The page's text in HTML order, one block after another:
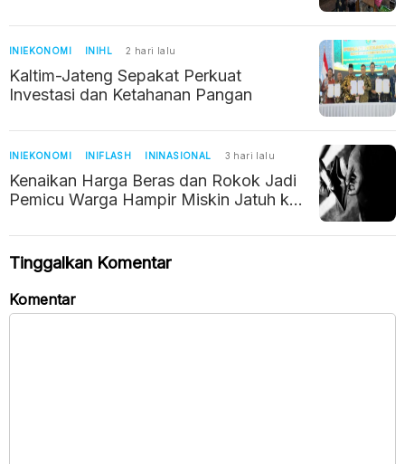
INIEKONOMI INIHL 2 hari lalu
Kaltim-Jateng Sepakat Perkuat
Investasi dan Ketahanan Pangan
INIEKONOMI INIFLASH ININASIONAL 3 hari lalu
Kenaikan Harga Beras dan Rokok Jadi
Pemicu Warga Hampir Miskin Jatuh ke
Tinggalkan Komentar
Komentar